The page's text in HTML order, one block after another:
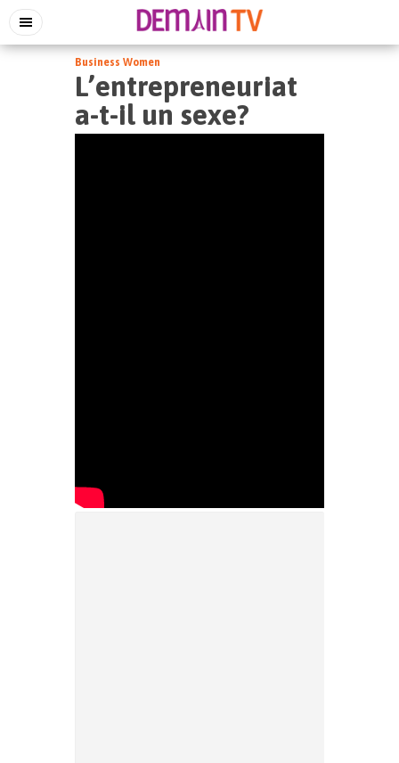
Business Women
L’entrepreneuriat
a-t-il un sexe?